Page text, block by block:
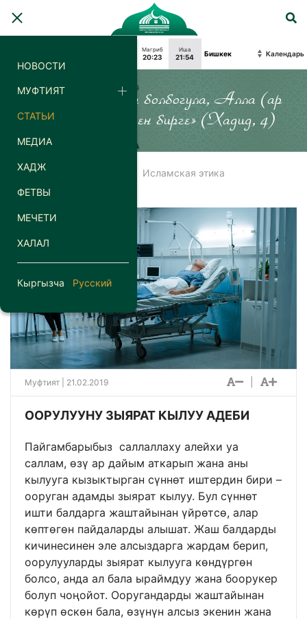
НОВОСТИ
МУФТИЯТ
СТАТЬИ
МЕДИА
ХАДЖ
ФЕТВЫ
МЕЧЕТИ
ХАЛАЛ
Кыргызча Русский
Магриб
20:23
Иша
21:54 Календарь
«Силер кайда гана болбогула, Алла (ар
дайым) силер менен бирге» (Хадид, 4)
Главная Исламская этика
Муфтият | 21.02.2019
ООРУЛУУНУ ЗЫЯРАТ КЫЛУУ АДЕБИ
Пайгамбарыбыз саллаллаху алейхи уа
саллам, өзү ар дайым аткарып жана аны
кылууга кызыктырган сүннөт иштердин бири –
ооруган адамды зыярат кылуу. Бул сүннөт
ишти балдарга жаштайынан үйрөтсө, алар
көптөгөн пайдаларды алышат. Жаш балдарды
кичинесинен эле алсыздарга жардам берип,
оорулууларды зыярат кылууга көндүргөн
болсо, анда ал бала ыраймдуу жана боорукер
болуп чоңойот. Ооругандарды жаштайынан
көрүп өскөн бала, өзүнүн алсыз экенин жана